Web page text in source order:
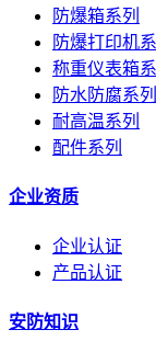
防爆箱系列
防爆打印机
称重仪表箱
防水防腐系列
耐高温系列
配件系列
企业资质
企业认证
产品认证
安防知识